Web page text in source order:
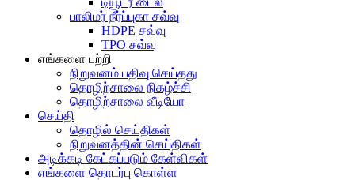
பாலிமர் நீர்ப்புகா சவ்வு
HDPE சவ்வு
TPO சவ்வு
எங்களை பற்றி
நிறுவனம் பதிவு செய்தது
தொழிற்சாலை நிகழ்ச்சி
தொழிற்சாலை வீடியோ
செய்தி
தொழில் செய்திகள்
நிறுவனத்தின் செய்திகள்
அடிக்கடி கேட்கப்படும் கேள்விகள்
எங்களை தொடர்பு கொள்ள